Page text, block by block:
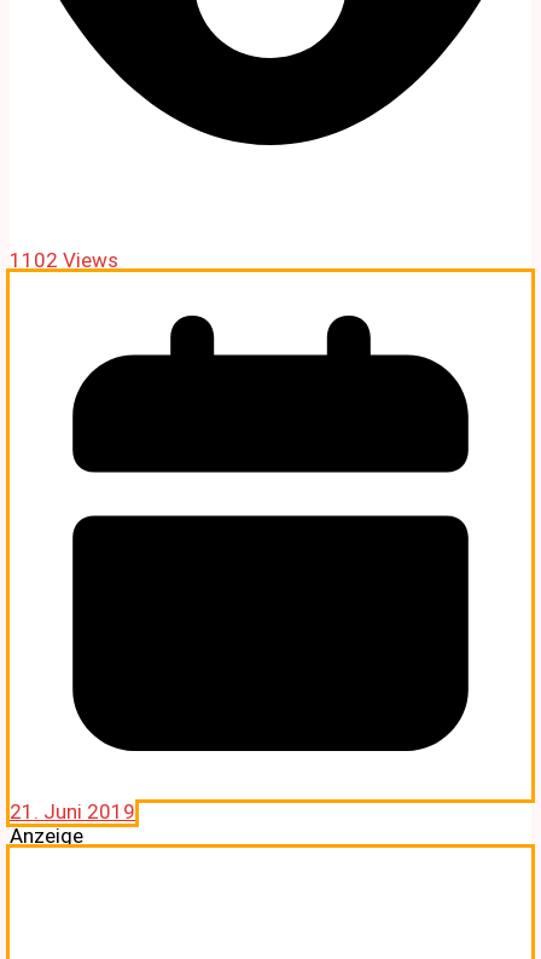
1102 Views
21. Juni 2019
Anzeige